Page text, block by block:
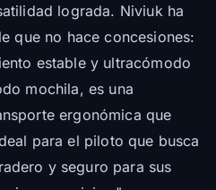
lograda. Niviuk ha
que no hace concesiones:
estable y ultracómodo
mochila, es una
ergonómica que
para el piloto que busca
y seguro para sus